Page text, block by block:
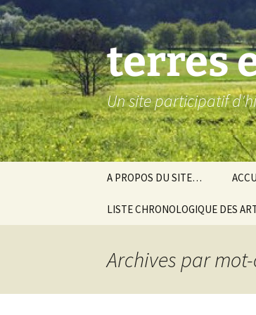
Aller
au
contenu
terres
Un site participatif
A PROPOS DU SITE…
LISTE CHRONOLOGIQUE DES
Archives par